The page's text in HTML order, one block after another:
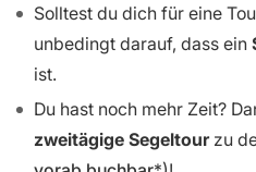
Solltest du dich für eine
unbedingt darauf, dass ein
ist.
Du hast noch mehr Zeit?
zweitägige Segeltourzu